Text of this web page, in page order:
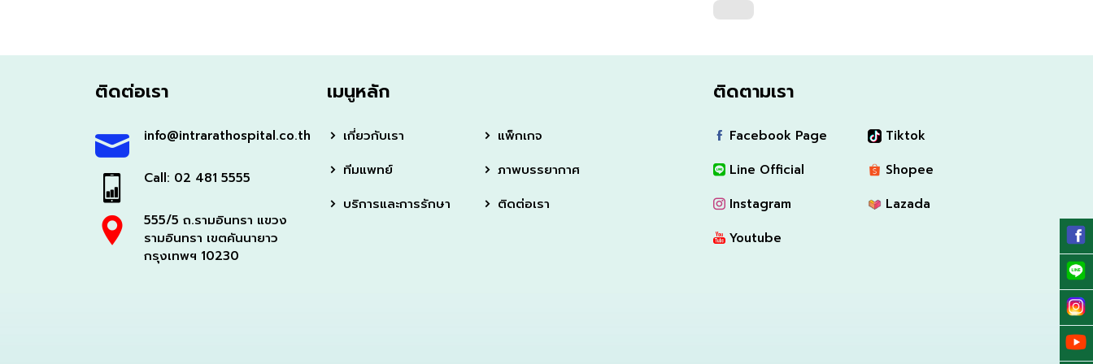
ติดต่อเรา
info@intrarathospital.co.th
Call: 02 481 5555
555/5 ถ.รามอินทรา แขวง
รามอินทรา เขตคันนายาว
กรุงเทพฯ 10230
เมนูหลัก
เกี่ยวกับเรา
ทีมแพทย์
บริการและการรักษา
แพ็กเกจ
ภาพบรรยากาศ
ติดต่อเรา
ติดตามเรา
Facebook Page
Line Official
Instagram
Youtube
Tiktok
Shopee
Lazada